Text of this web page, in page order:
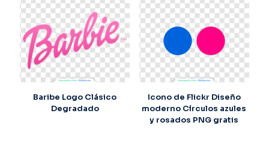
Baribe Logo Clásico
Degradado
Icono de Flickr Diseño
moderno Círculos azules
y rosados PNG gratis